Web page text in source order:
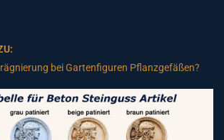
bei Gartenfiguren Pflanzgefäßen?